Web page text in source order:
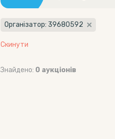
Організатор: 39680592
Скинути
Знайдено: 0 аукціонів